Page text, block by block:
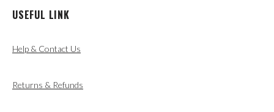
USEFUL LINK
Help & Contact Us
Returns & Refunds